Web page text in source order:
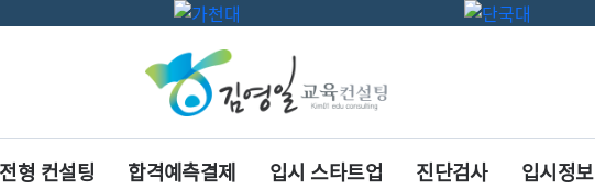
형 컨설팅 합격예측결제 입시 스타트업 진단검사 입시정보